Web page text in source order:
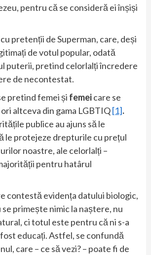
pentru că se consideră ei înșiși
cu pretenții de Superman, care, deși
de votul popular, odată
puterii, pretind celorlalți încredere
de necontestat.
pretind femei și femeicare se
altceva din gama LGBTIQ[1].
publice au ajuns să le
le protejeze drepturile cu prețul
noastre, ale celorlalți –
pentru hatârul
contestă evidența datului biologic,
se primește nimic la naștere, nu
ci totul este pentru că ni s-a
fost educați. Astfel, se confundă
care – ce să vezi? – poate fi de